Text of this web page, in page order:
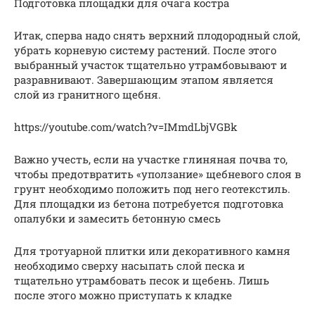
Итак, сперва надо снять верхний плодородный слой,
убрать корневую систему растений. После этого
выбранный участок тщательно утрамбовывают и
разравнивают. Завершающим этапом является
слой из гранитного щебня.
https://youtube.com/watch?v=IMmdLbjVGBk
Важно учесть, если на участке глиняная почва то,
чтобы предотвратить «уползание» щебневого слоя в
грунт необходимо положить под него геотекстиль.
Для площадки из бетона потребуется подготовка
опалубки и замесить бетонную смесь
Для тротуарной плитки или декоративного камня
необходимо сверху насыпать слой песка и
тщательно утрамбовать песок и щебень. Лишь
после этого можно приступать к кладке